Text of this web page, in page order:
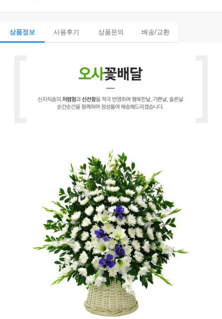
상품정보 사용후기 상품문의 배송/교환